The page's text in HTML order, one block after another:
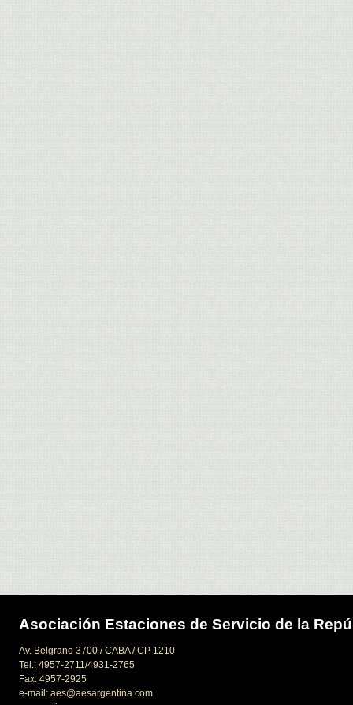
Asociación Estaciones de Servicio de la
Av. Belgrano 3700 / CABA / CP 1210
Tel.: 4957-2711/4931-2765
Fax: 4957-2925
e-mail: aes@aesargentina.com